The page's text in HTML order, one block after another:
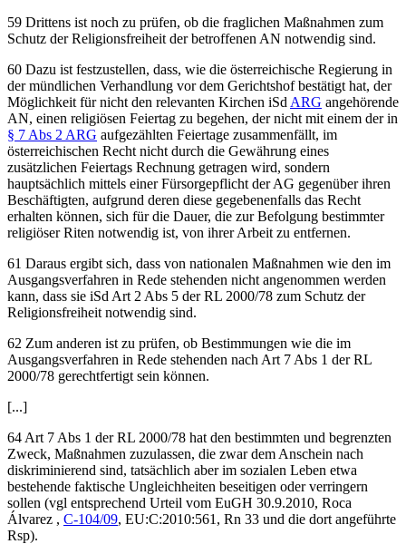
59 Drittens ist noch zu prüfen, ob die fraglichen Maßnahmen zum
Schutz der Religionsfreiheit der betroffenen AN notwendig sind.
60 Dazu ist festzustellen, dass, wie die österreichische Regierung in
der mündlichen Verhandlung vor dem Gerichtshof bestätigt hat, der
Möglichkeit für nicht den relevanten Kirchen iSd ARG angehörende
AN, einen religiösen Feiertag zu begehen, der nicht mit einem der in
§ 7 Abs 2 ARG aufgezählten Feiertage zusammenfällt, im
österreichischen Recht nicht durch die Gewährung eines
zusätzlichen Feiertags Rechnung getragen wird, sondern
hauptsächlich mittels einer Fürsorgepflicht der AG gegenüber ihren
Beschäftigten, aufgrund deren diese gegebenenfalls das Recht
erhalten können, sich für die Dauer, die zur Befolgung bestimmter
religiöser Riten notwendig ist, von ihrer Arbeit zu entfernen.
61 Daraus ergibt sich, dass von nationalen Maßnahmen wie den im
Ausgangsverfahren in Rede stehenden nicht angenommen werden
kann, dass sie iSd Art 2 Abs 5 der RL 2000/78 zum Schutz der
Religionsfreiheit notwendig sind.
62 Zum anderen ist zu prüfen, ob Bestimmungen wie die im
Ausgangsverfahren in Rede stehenden nach Art 7 Abs 1 der RL
2000/78 gerechtfertigt sein können.
[...]
64 Art 7 Abs 1 der RL 2000/78 hat den bestimmten und begrenzten
Zweck, Maßnahmen zuzulassen, die zwar dem Anschein nach
diskriminierend sind, tatsächlich aber im sozialen Leben etwa
bestehende faktische Ungleichheiten beseitigen oder verringern
sollen (vgl entsprechend Urteil vom EuGH 30.9.2010, Roca
Álvarez , C-104/09, EU:C:2010:561, Rn 33 und die dort angeführte
Rsp).